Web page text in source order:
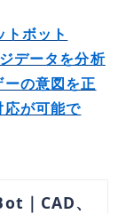
ボット
データを分析
の意図を正
が可能で
｜CAD、